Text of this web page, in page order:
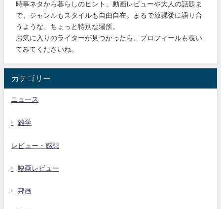
時事ネタから暮らしのヒント、動画レビューや大人の話題ま
で、ジャンルもスタイルも自由自在。まるで放課後に語り合
うような、ちょっと特別な場所。
お気に入りのライターが見つかったら、プロフィールも覗い
てみてくださいね。
カテゴリー
ニュース
雑学
レビュー・感想
映画レビュー
邦画